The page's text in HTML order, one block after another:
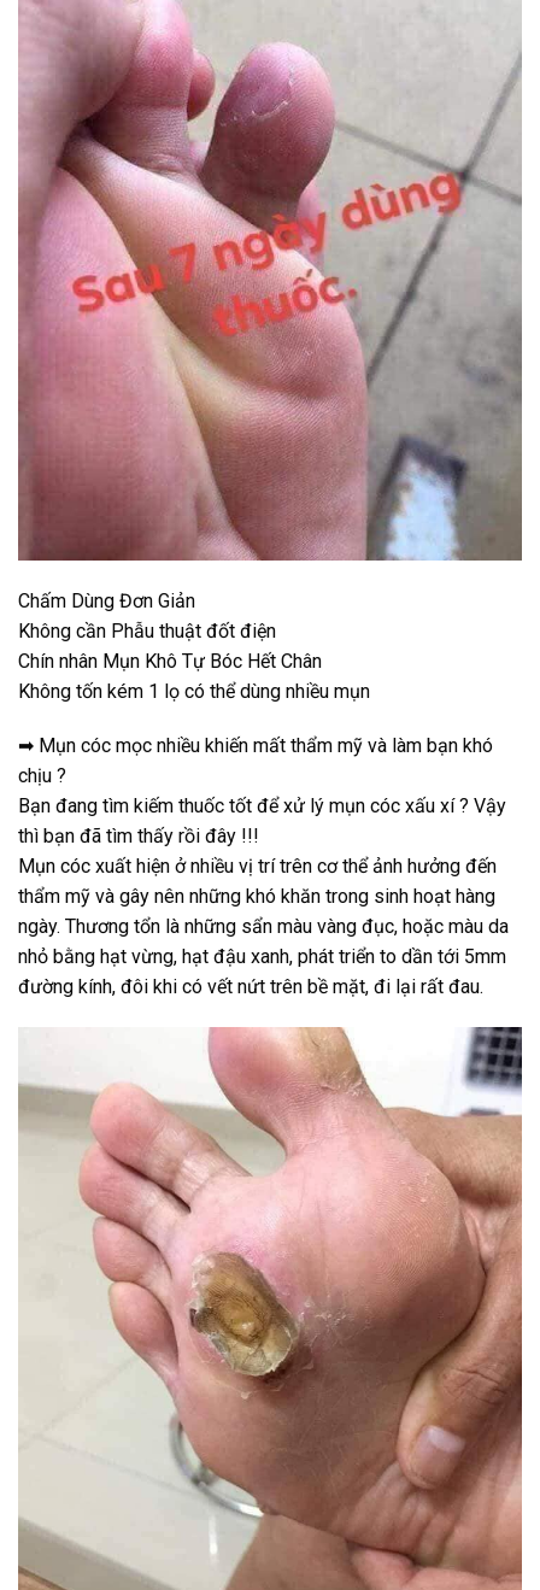
Chấm Dùng Đơn Giản
Không cần Phẫu thuật đốt điện
Chín nhân Mụn Khô Tự Bóc Hết Chân
Không tốn kém 1 lọ có thể dùng nhiều mụn
➡ Mụn cóc mọc nhiều khiến mất thẩm mỹ và làm bạn khó
chịu ?
Bạn đang tìm kiếm thuốc tốt để xử lý mụn cóc xấu xí ? Vậy
thì bạn đã tìm thấy rồi đây !!!
Mụn cóc xuất hiện ở nhiều vị trí trên cơ thể ảnh hưởng đến
thẩm mỹ và gây nên những khó khăn trong sinh hoạt hàng
ngày. Thương tổn là những sẩn màu vàng đục, hoặc màu da
nhỏ bằng hạt vừng, hạt đậu xanh, phát triển to dần tới 5mm
đường kính, đôi khi có vết nứt trên bề mặt, đi lại rất đau.